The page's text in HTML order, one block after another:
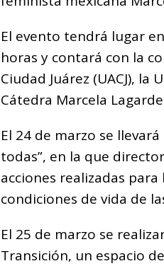
El evento tendrá lugar
horas y contará con la
Ciudad Juárez (UACJ), la
Cátedra Marcela
El 24 de marzo se
todas”, en la que
acciones realizadas
condiciones de vida de
El 25 de marzo se
Transición, un espacio